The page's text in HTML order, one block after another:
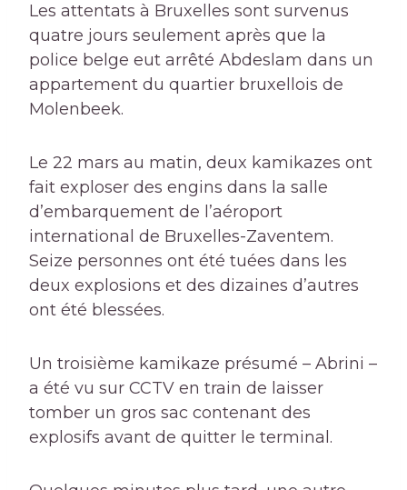
Les attentats à Bruxelles sont survenus
quatre jours seulement après que la
police belge eut arrêté Abdeslam dans un
appartement du quartier bruxellois de
Molenbeek.
Le 22 mars au matin, deux kamikazes ont
fait exploser des engins dans la salle
d’embarquement de l’aéroport
international de Bruxelles-Zaventem.
Seize personnes ont été tuées dans les
deux explosions et des dizaines d’autres
ont été blessées.
Un troisième kamikaze présumé – Abrini –
a été vu sur CCTV en train de laisser
tomber un gros sac contenant des
explosifs avant de quitter le terminal.